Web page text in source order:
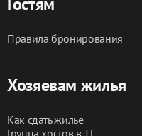
Правила бронирования
Хозяевам жилья
Как сдать жилье
Группа хостов в ТГ